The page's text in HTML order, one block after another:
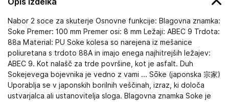
Nabor 2 soce za skuterje Osnovne funkcije: Blagovna znamka:
Soke Premer: 100 mm Premer osi: 8 mm Ležaji: ABEC 9 Trdota:
88a Material: PU Soke kolesa so narejena iz mešanice
poliuretana s trdoto 88A in imajo enega najhitrejših ležajev:
ABEC 9. Kot nalašč za trde površine, kot je asfalt. Duh
Sokejevega bojevnika je vedno z vami ... Sōke (japonska 宗家)
Uporablja se v japonskih borilnih veščinah, izraz, ki določa
ustvarjalca ali ustanovitelja sloga. Blagovna znamka Soke je